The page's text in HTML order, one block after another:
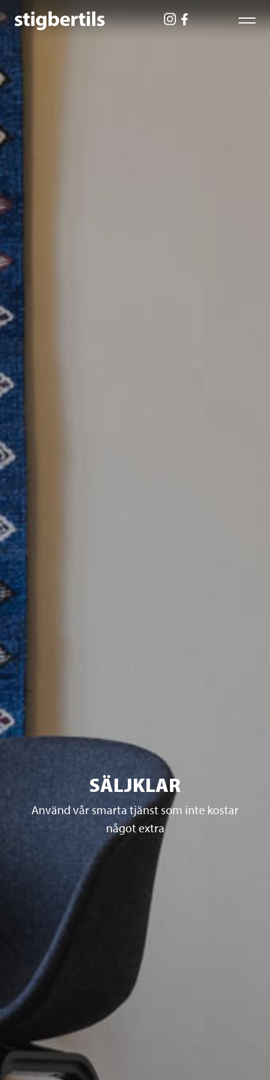
SÄLJKLAR
Använd vår smarta tjänst som inte kostar
något extra